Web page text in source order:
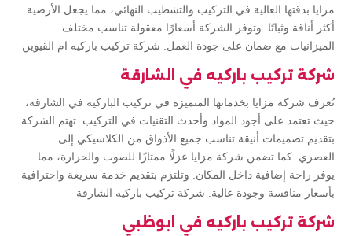
مزايا بدقتها العالية في التركيب والتشطيب النهائي، مما يجعل الأرضية
أكثر أناقة وثباتًا. وتوفر الشركة أسعارًا معقولة تناسب مختلف
الميزانيات مع ضمان على جودة العمل. شركة تركيب باركيه ام القيوين
شركة تركيب باركيه في الشارقة
تُعرف شركة مزايا بخدماتها المتميزة في تركيب الباركيه في الشارقة،
حيث تعتمد على أجود المواد وأحدث التقنيات في التركيب. تهتم الشركة
بتقديم تصميمات أنيقة تناسب جميع الأذواق من الكلاسيكي إلى
العصري. كما تضمن شركة مزايا عزلًا ممتازًا للصوت والحرارة، مما
يوفر راحة إضافية داخل المكان. وتلتزم بتقديم خدمة سريعة واحترافية
بأسعار منافسة وجودة عالية. شركة تركيب باركيه الشارقة
شركة تركيب باركيه في ابوظبي